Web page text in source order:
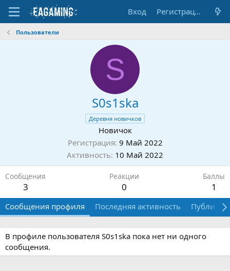
Вход Регистрация
Пользователи
S
S0s1ska
Деревня новичков
Новичок
Регистрация 9 Май 2022
Активность 10 Май 2022
Сообщения
3
Реакции
0
Баллы
1
Сообщения профиля Последняя активность
В профиле пользователя S0s1ska пока нет ни одного
сообщения.